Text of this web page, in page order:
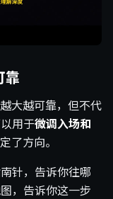
靠
大越可靠，但不代
用于微调入场和
了方向。
针，告诉你往哪
，告诉你这一步